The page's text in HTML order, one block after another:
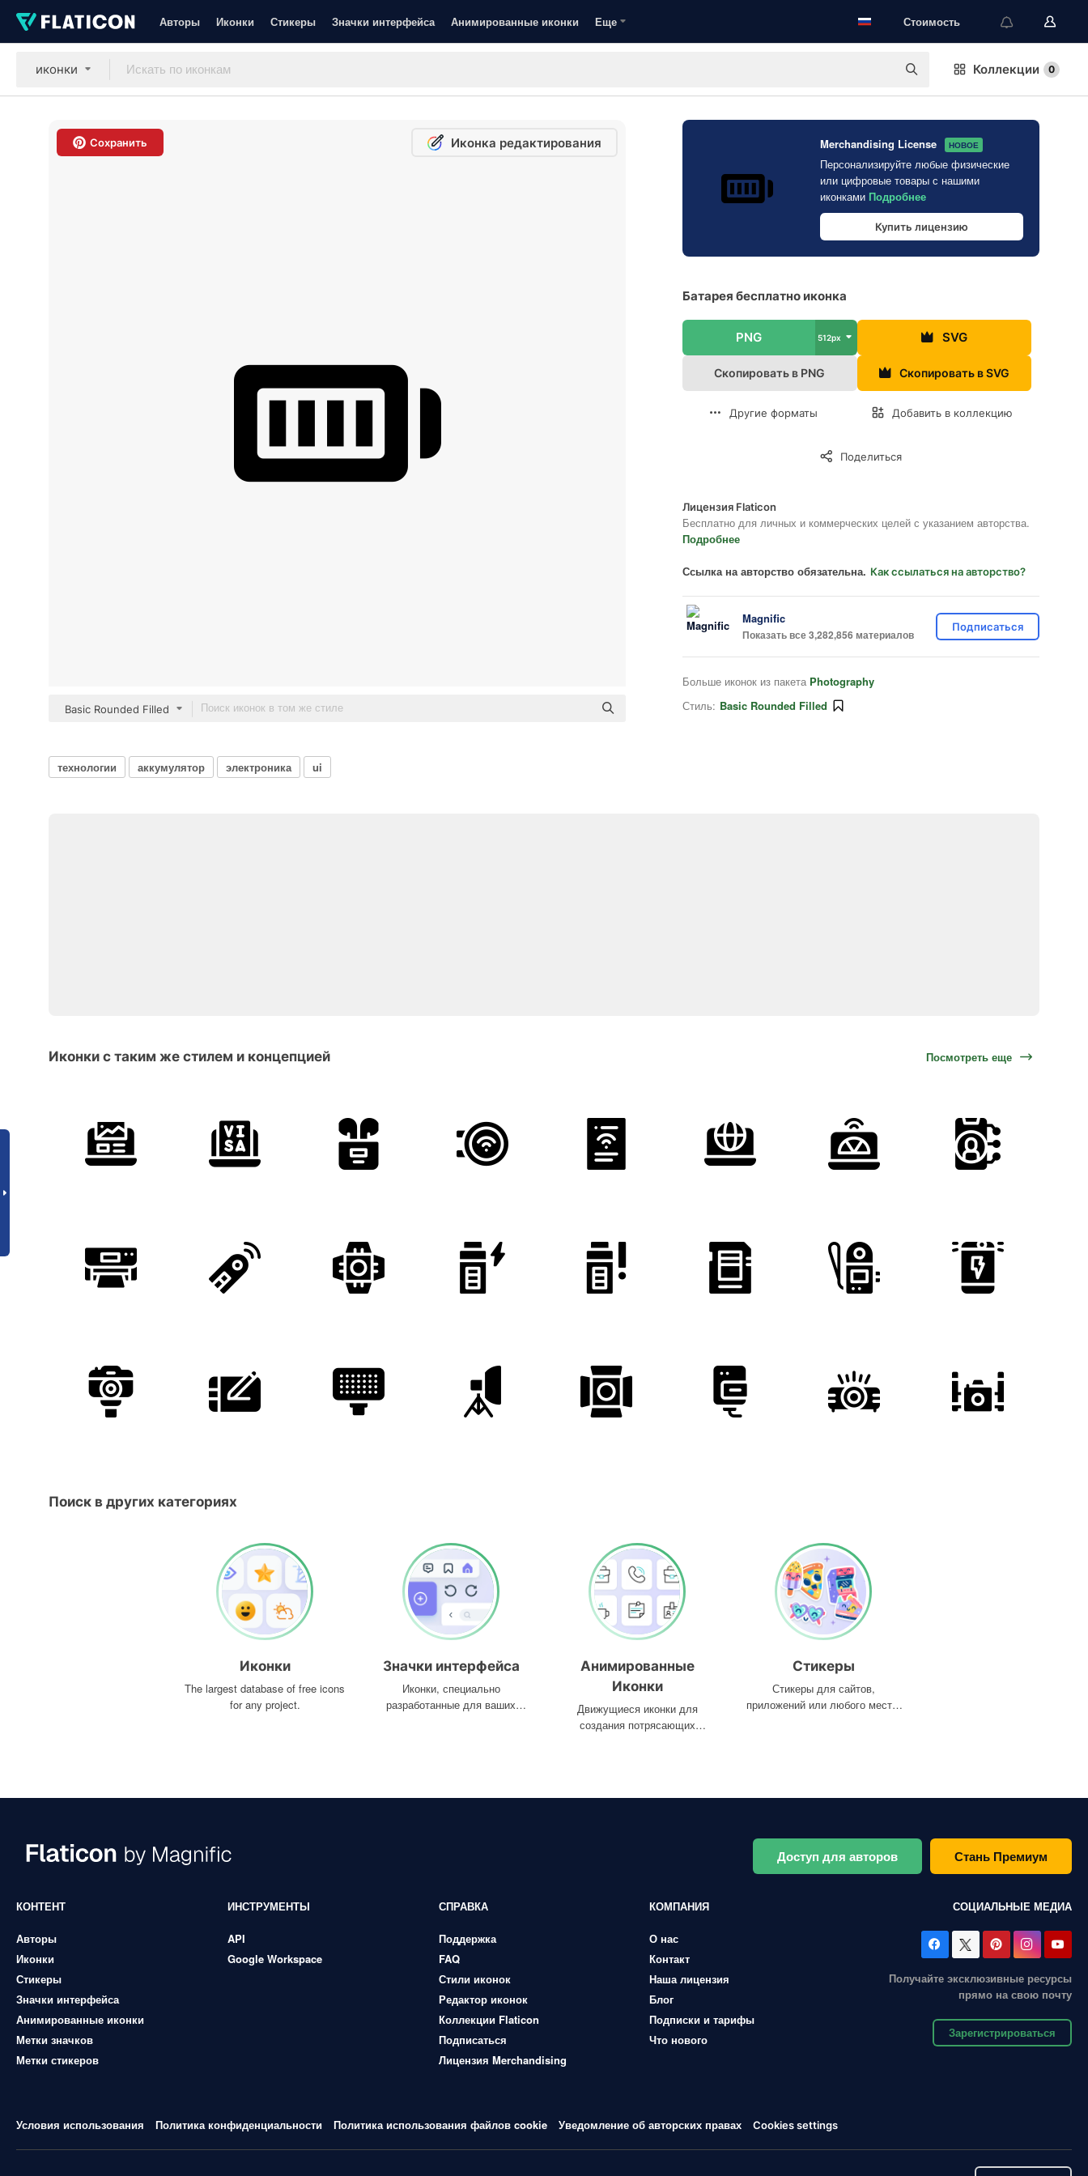
Авторы Иконки Стикеры Значки интерфейса Анимированные иконки Еще Стоимость
иконки Коллекции 0
Сохранить Иконка редактирования
Basic Rounded Filled
Merchandising License НОВОЕ
Персонализируйте любые физические
или цифровые товары с нашими
иконками Подробнее
Купить лицензию
Батарея бесплатно иконка
PNG 512px SVG
Скопировать в PNG Скопировать в SVG
Другие форматы Добавить в коллекцию
Поделиться
Лицензия Flaticon
Бесплатно для личных и коммерческих целей с указанием авторства.
Подробнее
Ссылка на авторство обязательна. Как ссылаться на авторство?
Magnific
Показать все 3,282,856 материалов
Подписаться
Больше иконок из пакета Photography
Стиль: Basic Rounded Filled
технологии аккумулятор электроника ui
Иконки с таким же стилем и концепцией Посмотреть еще
Поиск в других категориях
Иконки
The largest database of free icons
for any project.
Значки интерфейса
Иконки, специально
разработанные для ваших
Анимированные
Иконки
Движущиеся иконки для
создания потрясающих
Стикеры
Стикеры для сайтов,
приложений или любого места,
Доступ для авторов Стань Премиум
КОНТЕНТ
Авторы
Иконки
Стикеры
Значки интерфейса
Анимированные иконки
Метки значков
Метки стикеров
ИНСТРУМЕНТЫ
API
Google Workspace
СПРАВКА
Поддержка
FAQ
Стили иконок
Редактор иконок
Коллекции Flaticon
Подписаться
Лицензия Merchandising
КОМПАНИЯ
О нас
Контакт
Наша лицензия
Блог
Подписки и тарифы
Что нового
СОЦИАЛЬНЫЕ МЕДИА
Получайте эксклюзивные ресурсы
прямо на свою почту
Зарегистрироваться
Условия использования Политика конфиденциальности Политика использования файлов cookie Уведомление об авторских правах Cookies settings